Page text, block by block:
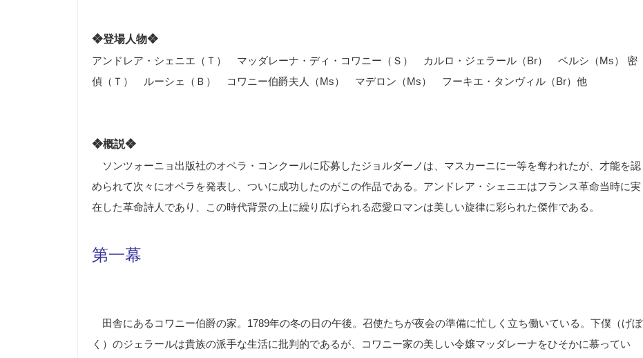
❖登場人物❖
アンドレア・シェニエ（Ｔ） マッダレーナ・ディ・コワニー（Ｓ） カルロ・ジェラール（Br） ベルシ（Ms） 密
偵（Ｔ） ルーシェ（Ｂ） コワニー伯爵夫人（Ms） マデロン（Ms） フーキエ・タンヴィル（Br）他
❖概説❖
ソンツォーニョ出版社のオペラ・コンクールに応募したジョルダーノは、マスカーニに一等を奪われたが、才能を認
められて次々にオペラを発表し、ついに成功したのがこの作品である。アンドレア・シェニエはフランス革命当時に実
在した革命詩人であり、この時代背景の上に繰り広げられる恋愛ロマンは美しい旋律に彩られた傑作である。
第一幕
田舎にあるコワニー伯爵の家。1789年の冬の日の午後。召使たちが夜会の準備に忙しく立ち働いている。下僕（げぼ
く）のジェラールは貴族の派手な生活に批判的であるが、コワニー家の美しい令嬢マッダレーナをひそかに慕ってい